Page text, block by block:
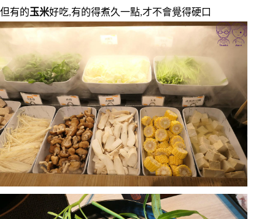
但有的玉米好吃,有的得煮久一點,才不會覺得硬口